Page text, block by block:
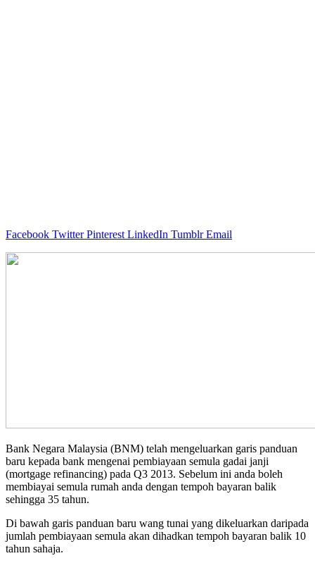
Facebook Twitter Pinterest LinkedIn Tumblr Email
Bank Negara Malaysia (BNM) telah mengeluarkan garis panduan
baru kepada bank mengenai pembiayaan semula gadai janji
(mortgage refinancing) pada Q3 2013. Sebelum ini anda boleh
membiayai semula rumah anda dengan tempoh bayaran balik
sehingga 35 tahun.
Di bawah garis panduan baru wang tunai yang dikeluarkan daripada
jumlah pembiayaan semula akan dihadkan tempoh bayaran balik 10
tahun sahaja.